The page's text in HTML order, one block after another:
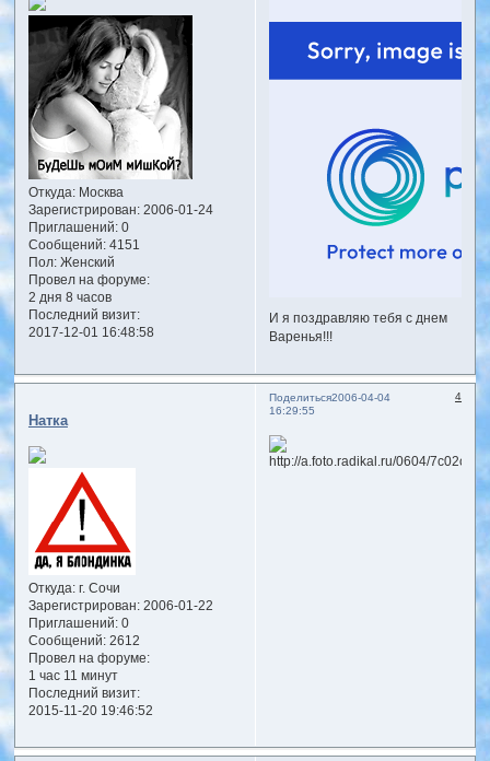
Откуда:Москва
Зарегистрирован: 2006-01-24
Приглашений:0
Сообщений:4151
Пол:Женский
Провел на форуме:
2 дня 8 часов
Последний визит:
2017-12-01 16:48:58
И я поздравляю тебя с днем
Варенья!!!
Поделиться 4
2006-04-04
16:29:55
Натка
Откуда:г. Сочи
Зарегистрирован: 2006-01-22
Приглашений:0
Сообщений:2612
Провел на форуме:
1 час 11 минут
Последний визит:
2015-11-20 19:46:52